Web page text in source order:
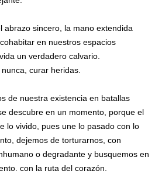
abrazo sincero, la mano extendida
en nuestros espacios
un verdadero calvario.
curar heridas.
de nuestra existencia en batallas
descubre en un momento, porque el
lo vivido, pues une lo pasado con lo
dejemos de torturarnos, con
o degradante y busquemos en
con la ruta del corazón.